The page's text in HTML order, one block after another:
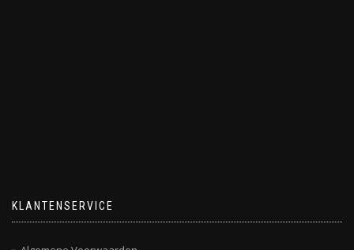
KLANTENSERVICE